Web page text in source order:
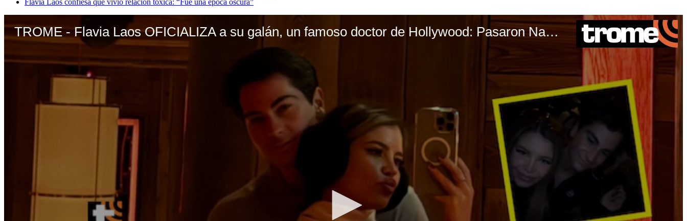
Flavia Laos confiesa que vivió relación tóxica: “Fue una época oscura”
TROME - Flavia Laos OFICIALIZA a su galán, un famoso doctor de Hollywood: Pasaron Navidad en Alpes franceses y se lucen amorosos